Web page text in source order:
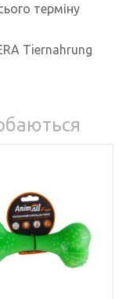
терміну
Tiernahrung